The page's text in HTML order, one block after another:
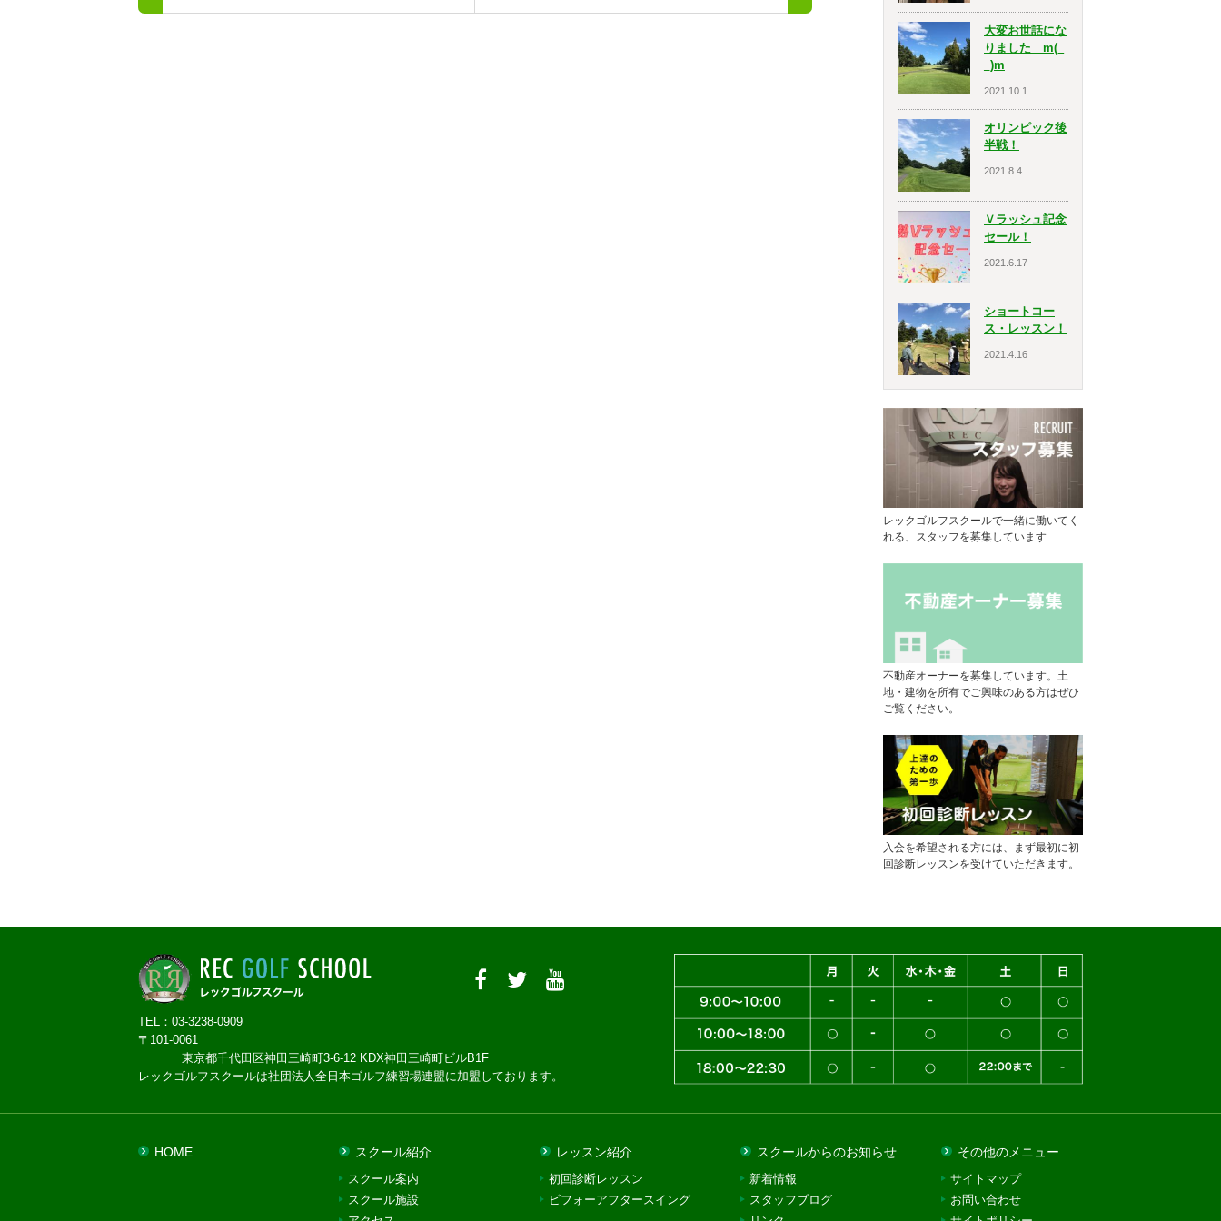
大変お世話にな
りました m(_
_)m
2021.10.1
オリンピック後
半戦！
2021.8.4
Ｖラッシュ記念
セール！
2021.6.17
ショートコー
ス・レッスン！
2021.4.16
レックゴルフスクールで一緒に働いてく
れる、スタッフを募集しています
不動産オーナーを募集しています。土
地・建物を所有でご興味のある方はぜひ
ご覧ください。
入会を希望される方には、まず最初に初
回診断レッスンを受けていただきます。
TEL：03-3238-0909
〒101-0061
東京都千代田区神田三崎町3-6-12 KDX神田三崎町ビルB1F
レックゴルフスクールは社団法人全日本ゴルフ練習場連盟に加盟しております。
HOME スクール紹介
スクール案内
スクール施設
レッスン紹介
初回診断レッスン
ビフォーアフタースイング
スクールからのお知らせ
新着情報
スタッフブログ
その他のメニュー
サイトマップ
お問い合わせ